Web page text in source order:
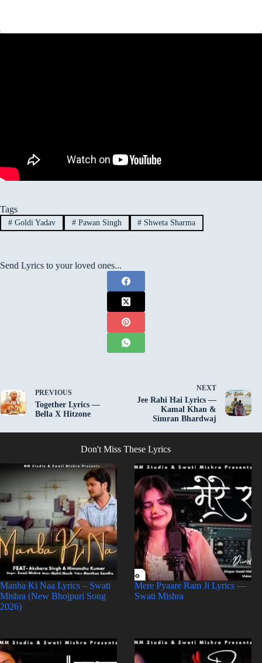
Tags
#Goldi Yadav #Pawan Singh # Shweta Sharma
Send Lyrics to your loved ones...
PREVIOUS
Together Lyrics —
Bella X Hitzone
NEXT
Jee Rahi Hai Lyrics —
Kamal Khan &
Simran Bhardwaj
Don't Miss These Lyrics
Manba Ki Naa Lyrics – Swati
Mishra (New Bhojpuri Song
2026)
Mere Pyaare Ram Ji Lyrics —
Swati Mishra